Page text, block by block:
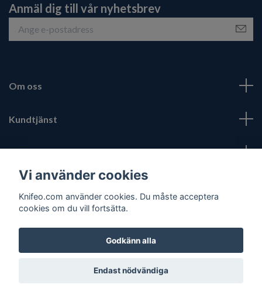
Anmäl dig till vår nyhetsbrev
Om oss
Kundtjänst
Fotmeny
© 2026 Knifeo.com
Vi använder cookies
Knifeo.com använder cookies. Du måste acceptera
cookies om du vill fortsätta.
Godkänn alla
Endast nödvändiga